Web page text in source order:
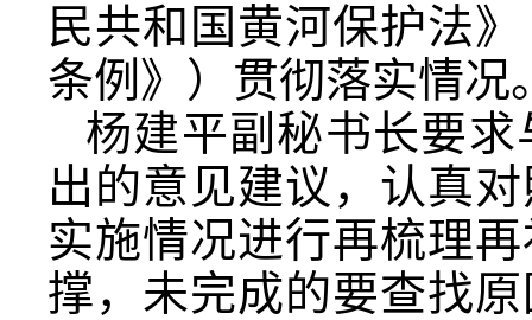
民共和国黄河保护法
条例》）贯彻落实情况
杨建平副秘书长要
出的意见建议，认真
实施情况进行再梳理
撑，未完成的要查找